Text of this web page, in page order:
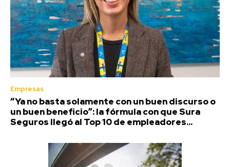
Empresas
“Ya no basta solamente con un buen discurso o
un buen beneficio”: la fórmula con que Sura
Seguros llegó al Top 10 de empleadores...